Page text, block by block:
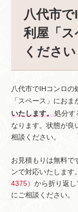
八代市
利屋「
ください
八代市でIHコンロの
「スペース」にお
いたします。処分す
なります。状態が良
相談ください。
お見積もりは無料で
ンで対応いたします
4375）から折り返
にご相談ください。